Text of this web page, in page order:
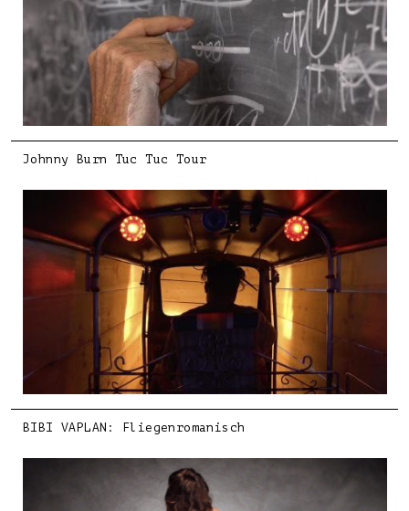
Johnny Burn Tuc Tuc Tour
BIBI VAPLAN: Fliegenromanisch